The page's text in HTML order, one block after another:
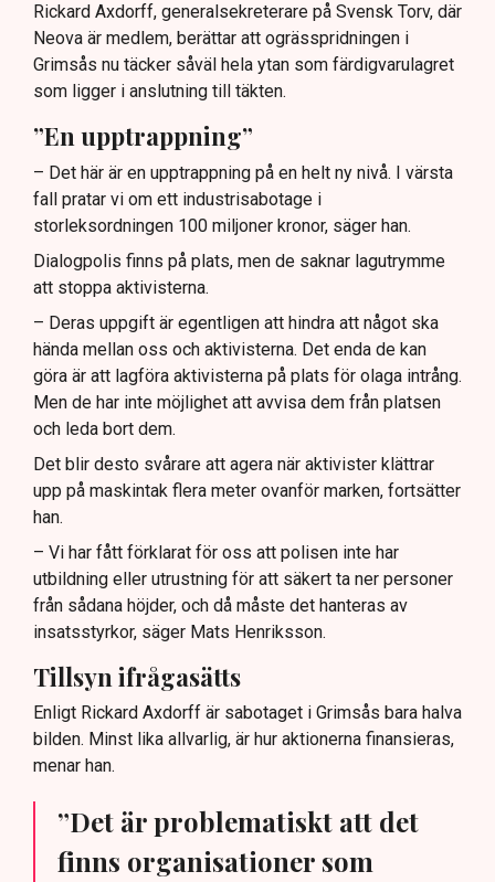
Rickard Axdorff, generalsekreterare på Svensk Torv, där
Neova är medlem, berättar att ogrässpridningen i
Grimsås nu täcker såväl hela ytan som färdigvarulagret
som ligger i anslutning till täkten.
”En upptrappning”
– Det här är en upptrappning på en helt ny nivå. I värsta
fall pratar vi om ett industrisabotage i
storleksordningen 100 miljoner kronor, säger han.
Dialogpolis finns på plats, men de saknar lagutrymme
att stoppa aktivisterna.
– Deras uppgift är egentligen att hindra att något ska
hända mellan oss och aktivisterna. Det enda de kan
göra är att lagföra aktivisterna på plats för olaga intrång.
Men de har inte möjlighet att avvisa dem från platsen
och leda bort dem.
Det blir desto svårare att agera när aktivister klättrar
upp på maskintak flera meter ovanför marken, fortsätter
han.
– Vi har fått förklarat för oss att polisen inte har
utbildning eller utrustning för att säkert ta ner personer
från sådana höjder, och då måste det hanteras av
insatsstyrkor, säger Mats Henriksson.
Tillsyn ifrågasätts
Enligt Rickard Axdorff är sabotaget i Grimsås bara halva
bilden. Minst lika allvarlig, är hur aktionerna finansieras,
menar han.
”Det är problematiskt att det
finns organisationer som